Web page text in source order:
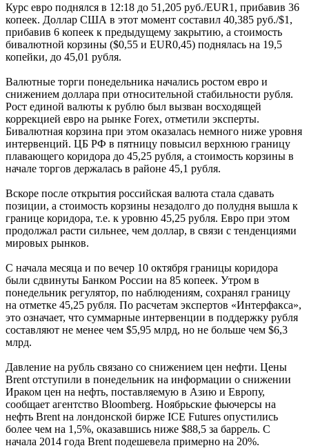
Курс евро поднялся в 12:18 до 51,205 руб./EUR1, прибавив 36
копеек. Доллар США в этот момент составил 40,385 руб./$1,
прибавив 6 копеек к предыдущему закрытию, а стоимость
бивалютной корзины ($0,55 и EUR0,45) поднялась на 19,5
копейки, до 45,01 рубля.
Валютные торги понедельника начались ростом евро и
снижением доллара при относительной стабильности рубля.
Рост единой валюты к рублю был вызван восходящей
коррекцией евро на рынке Forex, отметили эксперты.
Бивалютная корзина при этом оказалась немного ниже уровня
интервенций. ЦБ РФ в пятницу повысил верхнюю границу
плавающего коридора до 45,25 рубля, а стоимость корзины в
начале торгов держалась в районе 45,1 рубля.
Вскоре после открытия российская валюта стала сдавать
позиции, а стоимость корзины незадолго до полудня вышла к
границе коридора, т.е. к уровню 45,25 рубля. Евро при этом
продолжал расти сильнее, чем доллар, в связи с тенденциями
мировых рынков.
С начала месяца и по вечер 10 октября границы коридора
были сдвинуты Банком России на 85 копеек. Утром в
понедельник регулятор, по наблюдениям, сохранял границу
на отметке 45,25 рубля. По расчетам экспертов «Интерфакса»,
это означает, что суммарные интервенции в поддержку рубля
составляют не менее чем $5,95 млрд, но не больше чем $6,3
млрд.
Давление на рубль связано со снижением цен нефти. Цены
Brent отступили в понедельник на информации о снижении
Ираком цен на нефть, поставляемую в Азию и Европу,
сообщает агентство Bloomberg. Ноябрьские фьючерсы на
нефть Brent на лондонской бирже ICE Futures опустились
более чем на 1,5%, оказавшись ниже $88,5 за баррель. С
начала 2014 года Brent подешевела примерно на 20%.